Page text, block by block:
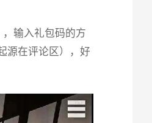
输入礼包码的方
源在评论区），好